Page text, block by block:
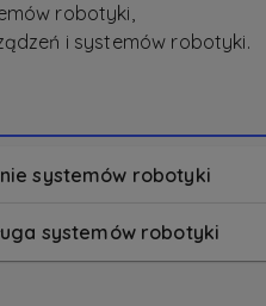
robotyki,
i systemów robotyki.
systemów robotyki
systemów robotyki